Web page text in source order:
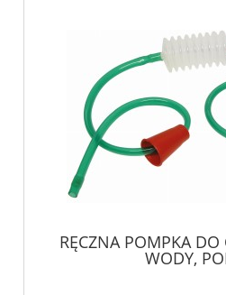
RĘCZNA POMPKA DO
WODY,